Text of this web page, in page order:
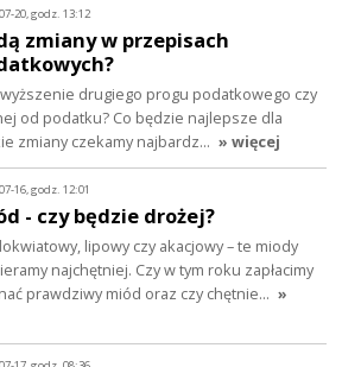
20, godz. 13:12
zmiany w przepisach
drugiego progu podatkowego czy
od podatku? Co będzie najlepsze dla
zmiany czekamy najbardz… » więcej
16, godz. 12:01
- czy będzie drożej?
lipowy czy akacjowy – te miody
najchętniej. Czy w tym roku zapłacimy
prawdziwy miód oraz czy chętnie… »